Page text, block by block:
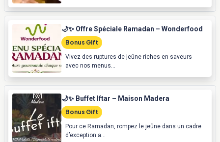
🌙✨ Offre Spéciale Ramadan – Wonderfood
Bonus Gift
Vivez des ruptures de jeûne riches en saveurs
avec nos menus...
🌙✨ Buffet Iftar – Maison Madera
Bonus Gift
Pour ce Ramadan, rompez le jeûne dans un cadre
d’exception a...